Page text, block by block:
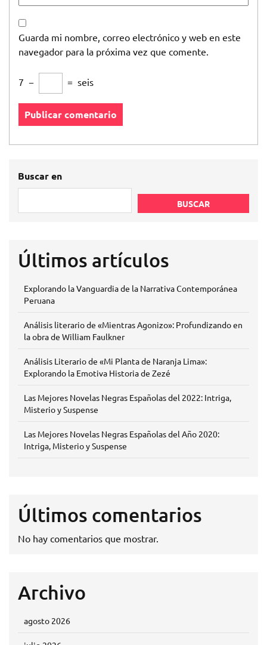
Guarda mi nombre, correo electrónico y web en este
navegador para la próxima vez que comente.
7 − = seis
Buscar en
BUSCAR
Últimos artículos
Explorando la Vanguardia de la Narrativa Contemporánea
Peruana
Análisis literario de «Mientras Agonizo»: Profundizando en
la obra de William Faulkner
Análisis Literario de «Mi Planta de Naranja Lima»:
Explorando la Emotiva Historia de Zezé
Las Mejores Novelas Negras Españolas del 2022: Intriga,
Misterio y Suspense
Las Mejores Novelas Negras Españolas del Año 2020:
Intriga, Misterio y Suspense
Últimos comentarios
No hay comentarios que mostrar.
Archivo
agosto 2026